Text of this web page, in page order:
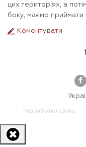
цих територіях, а
боку, маємо приймати
Коментувати
1
Разработка сайта